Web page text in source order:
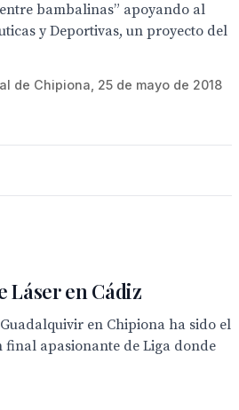
bambalinas” apoyando al
y Deportivas, un proyecto del
de Chipiona, 25 de mayo de 2018
Láser en Cádiz
en Chipiona ha sido el
apasionante de Liga donde